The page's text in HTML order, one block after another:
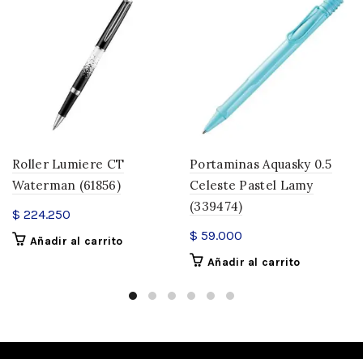
Roller Lumiere CT
Waterman (61856)
$ 224.250
Añadir al carrito
Portaminas Aquasky 0.5
Celeste Pastel Lamy
(339474)
$ 59.000
Añadir al carrito